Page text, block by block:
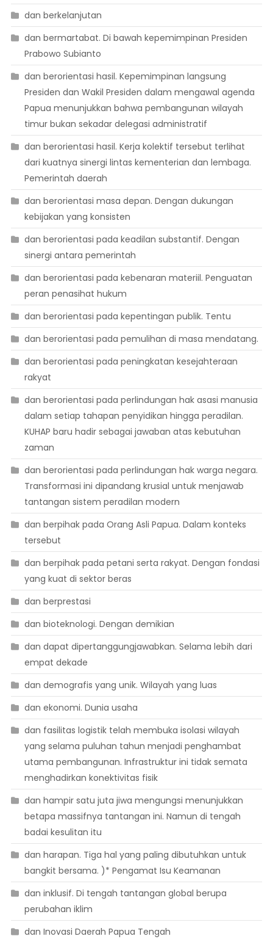
dan berkelanjutan
dan bermartabat. Di bawah kepemimpinan Presiden
Prabowo Subianto
dan berorientasi hasil. Kepemimpinan langsung
Presiden dan Wakil Presiden dalam mengawal agenda
Papua menunjukkan bahwa pembangunan wilayah
timur bukan sekadar delegasi administratif
dan berorientasi hasil. Kerja kolektif tersebut terlihat
dari kuatnya sinergi lintas kementerian dan lembaga.
Pemerintah daerah
dan berorientasi masa depan. Dengan dukungan
kebijakan yang konsisten
dan berorientasi pada keadilan substantif. Dengan
sinergi antara pemerintah
dan berorientasi pada kebenaran materiil. Penguatan
peran penasihat hukum
dan berorientasi pada kepentingan publik. Tentu
dan berorientasi pada pemulihan di masa mendatang.
dan berorientasi pada peningkatan kesejahteraan
rakyat
dan berorientasi pada perlindungan hak asasi manusia
dalam setiap tahapan penyidikan hingga peradilan.
KUHAP baru hadir sebagai jawaban atas kebutuhan
zaman
dan berorientasi pada perlindungan hak warga negara.
Transformasi ini dipandang krusial untuk menjawab
tantangan sistem peradilan modern
dan berpihak pada Orang Asli Papua. Dalam konteks
tersebut
dan berpihak pada petani serta rakyat. Dengan fondasi
yang kuat di sektor beras
dan berprestasi
dan bioteknologi. Dengan demikian
dan dapat dipertanggungjawabkan. Selama lebih dari
empat dekade
dan demografis yang unik. Wilayah yang luas
dan ekonomi. Dunia usaha
dan fasilitas logistik telah membuka isolasi wilayah
yang selama puluhan tahun menjadi penghambat
utama pembangunan. Infrastruktur ini tidak semata
menghadirkan konektivitas fisik
dan hampir satu juta jiwa mengungsi menunjukkan
betapa massifnya tantangan ini. Namun di tengah
badai kesulitan itu
dan harapan. Tiga hal yang paling dibutuhkan untuk
bangkit bersama. )* Pengamat Isu Keamanan
dan inklusif. Di tengah tantangan global berupa
perubahan iklim
dan Inovasi Daerah Papua Tengah